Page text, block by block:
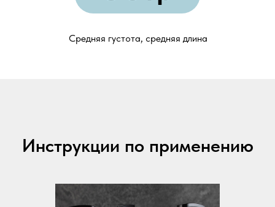
Средняя густота, средняя длина
Инструкции по применению